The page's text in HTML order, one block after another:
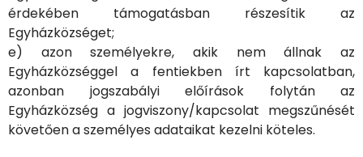
érdekében támogatásban részesítik az
Egyházközséget;
e) azon személyekre, akik nem állnak az
Egyházközséggel a fentiekben írt kapcsolatban,
azonban jogszabályi előírások folytán az
Egyházközség a jogviszony/kapcsolat megszűnését
követően a személyes adataikat kezelni köteles.